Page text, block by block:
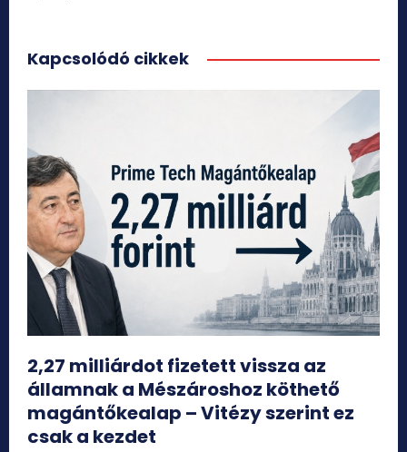
Kapcsolódó cikkek
2,27 milliárdot fizetett vissza az
államnak a Mészároshoz köthető
magántőkealap – Vitézy szerint ez
csak a kezdet